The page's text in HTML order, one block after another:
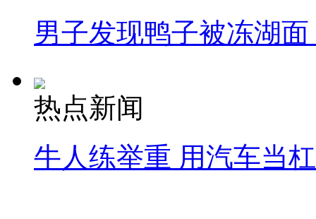
男子发现鸭子被冻湖
热点新闻
牛人练举重 用汽车当